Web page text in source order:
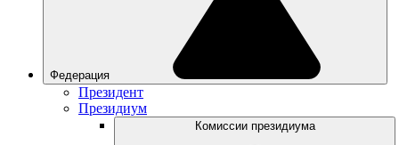
Федерация
Президент
Президиум
Комиссии президиума